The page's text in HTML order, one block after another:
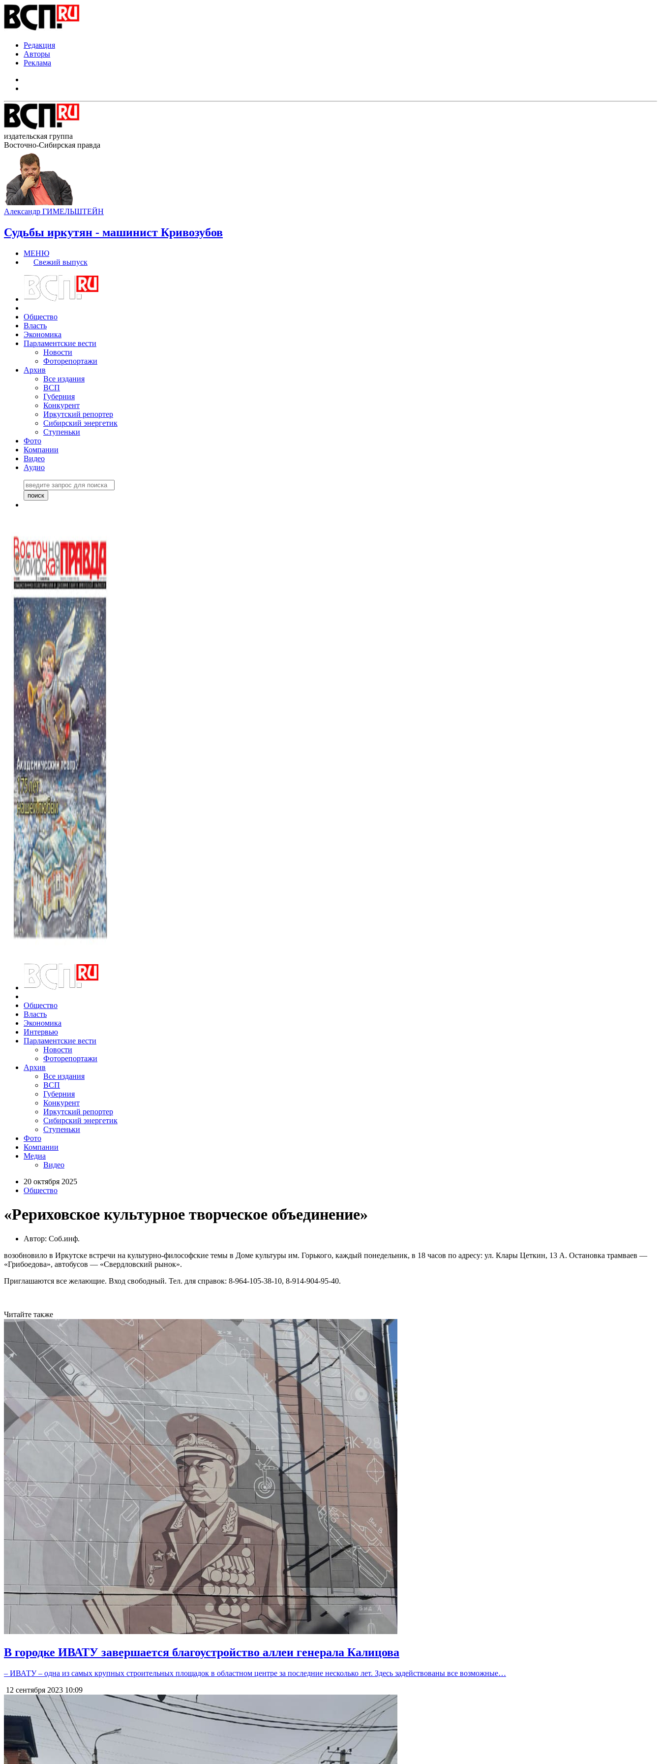
Редакция
Авторы
Реклама
издательская группа
Восточно-Сибирская правда
Александр ГИМЕЛЬШТЕЙН
Судьбы иркутян - машинист Кривозубов
МЕНЮ
Свежий выпуск
Общество
Власть
Экономика
Парламентские вести
Новости
Фоторепортажи
Архив
Все издания
ВСП
Губерния
Конкурент
Иркутский репортер
Сибирский энергетик
Ступеньки
Фото
Компании
Видео
Аудио
Общество
Власть
Экономика
Интервью
Парламентские вести
Новости
Фоторепортажи
Архив
Все издания
ВСП
Губерния
Конкурент
Иркутский репортер
Сибирский энергетик
Ступеньки
Фото
Компании
Медиа
Видео
20 октября 2025
Общество
«Рериховское культурное творческое объединение»
Автор: Соб.инф.
возобновило в Иркутске встречи на культурно-философские темы в Доме культуры им. Горького, каждый понедельник, в 18 часов по адресу: ул. Клары Цеткин, 13 А. Остановка трамваев —
«Грибоедова», автобусов — «Свердловский рынок».
Приглашаются все желающие. Вход свободный. Тел. для справок: 8-964-105-38-10, 8-914-904-95-40.
Читайте также
В городке ИВАТУ завершается благоустройство аллеи генерала Калицова
– ИВАТУ – одна из самых крупных строительных площадок в областном центре за последние несколько лет. Здесь задействованы все возможные…
12 сентября 2023 10:09